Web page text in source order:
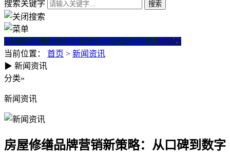
搜索关键字
我们·立志。成为真正专业的房产交易顾问 微房产
当前位置： 首页 > 新闻资讯
房屋修缮品牌营销新策略：从
▶ 新闻资讯
分类»
新闻资讯
房屋修缮品牌营销新策略：从口碑到数字